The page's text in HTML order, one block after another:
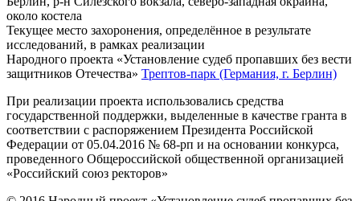
около костела
Текущее место захоронения, определённое в результате
исследований, в рамках реализации
Народного проекта «Установление судеб пропавших без вести
защитников Отечества» Трептов-парк (Германия, г. Берлин)
При реализации проекта использовались средства
государственной поддержки, выделенные в качестве гранта в
соответствии с распоряжением Президента Российской
Федерации от 05.04.2016 № 68-рп и на основании конкурса,
проведенного Общероссийской общественной организацией
«Российский союз ректоров»